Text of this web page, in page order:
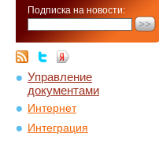
Подписка на новости:
Управление
документами
Интернет
Интеграция